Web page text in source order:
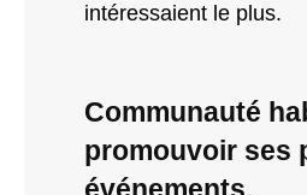
intéressaient le plus.
Communauté
promouvoir ses